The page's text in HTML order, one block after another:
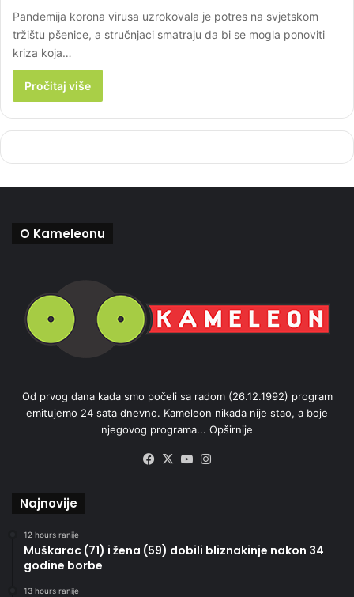
Pandemija korona virusa uzrokovala je potres na svjetskom
tržištu pšenice, a stručnjaci smatraju da bi se mogla ponoviti
kriza koja…
Pročitaj više
O Kameleonu
Od prvog dana kada smo počeli sa radom (26.12.1992) program
emitujemo 24 sata dnevno. Kameleon nikada nije stao, a boje
njegovog programa... Opširnije
Facebook
X YouTube
Najnovije
12 hours ranije
Muškarac (71) i žena (59) dobili bliznakinje nakon 34
godine borbe
13 hours ranije